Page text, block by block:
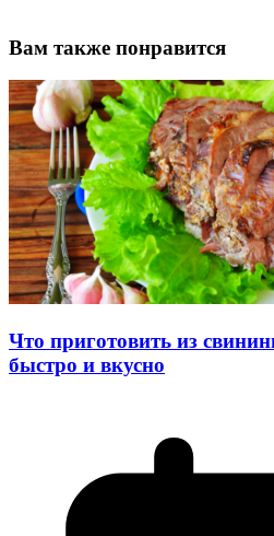
Вам также понравится
Что приготовить из
быстро и вкусно